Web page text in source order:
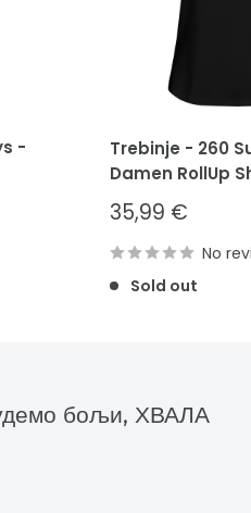
-
Trebinje - 260
Damen RollUp
Sale
price
35,99 €
No
Sold out
бољи, ХВАЛА